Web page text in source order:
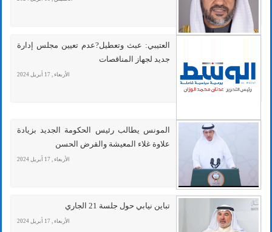
العتيبي: عبث وتعطيل?عدم تعيين مجلس إدارة
جديد لجهاز المناقصات
الأربعاء , 17 أبريل 2024
المونس يطالب رئيس الحكومة الجديد بزيادة
علاوة غلاء المعيشة والقرض الحسن
الأربعاء , 17 أبريل 2024
تباين نيابي حول جلسة 21 الجاري
الأربعاء , 17 أبريل 2024